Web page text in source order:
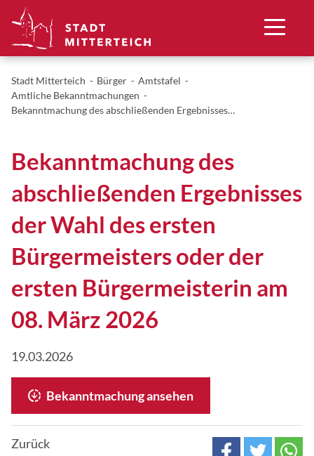
Stadt Mitterteich Bürger
Amtstafel
Amtliche Bekanntmachungen
Bekanntmachung des abschließenden Ergebnisses…
Bekanntmachung des
abschließenden Ergebnisses
der Wahl des ersten
Bürgermeisters oder der
ersten Bürgermeisterin am
08. März 2026
19.03.2026
Bekanntmachung ansehen
Zurück